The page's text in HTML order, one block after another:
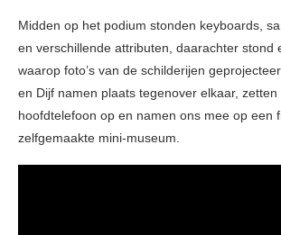
Midden op het podium stonden keyboards,
en verschillende attributen, daarachter stond
waarop foto’s van de schilderijen
en Dijf namen plaats tegenover elkaar, zetten
hoofdtelefoon op en namen ons mee op een
zelfgemaakte mini-museum.